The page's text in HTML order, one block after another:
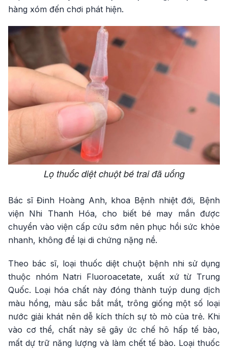
hàng xóm đến chơi phát hiện.
Lọ thuốc diệt chuột bé trai đã uống
Bác sĩ Đinh Hoàng Anh, khoa Bệnh nhiệt đới, Bệnh
viện Nhi Thanh Hóa, cho biết bé may mắn được
chuyển vào viện cấp cứu sớm nên phục hồi sức khỏe
nhanh, không để lại di chứng nặng nề.
Theo bác sĩ, loại thuốc diệt chuột bệnh nhi sử dụng
thuộc nhóm Natri Fluoroacetate, xuất xứ từ Trung
Quốc. Loại hóa chất này đóng thành tuýp dung dịch
màu hồng, màu sắc bắt mắt, trông giống một số loại
nước giải khát nên dễ kích thích sự tò mò của trẻ. Khi
vào cơ thể, chất này sẽ gây ức chế hô hấp tế bào,
mất dự trữ năng lượng và làm chết tế bào. Loại thuốc